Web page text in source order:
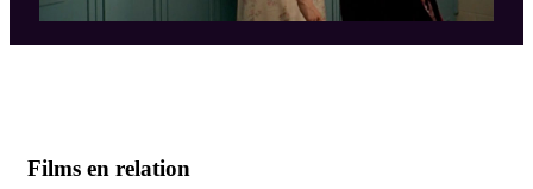
Films en relation